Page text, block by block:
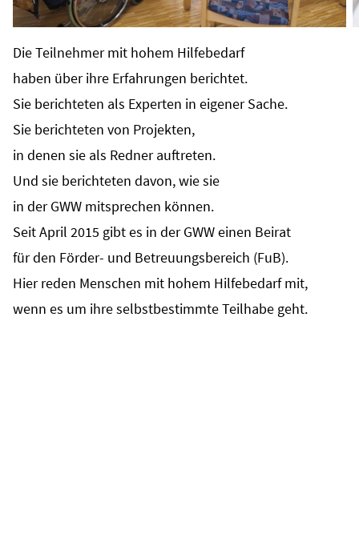
Die Teilnehmer mit hohem Hilfebedarf
haben über ihre Erfahrungen berichtet.
Sie berichteten als Experten in eigener Sache.
Sie berichteten von Projekten,
in denen sie als Redner auftreten.
Und sie berichteten davon, wie sie
in der GWW mitsprechen können.
Seit April 2015 gibt es in der GWW einen Beirat
für den Förder- und Betreuungsbereich (FuB).
Hier reden Menschen mit hohem Hilfebedarf mit,
wenn es um ihre selbstbestimmte Teilhabe geht.